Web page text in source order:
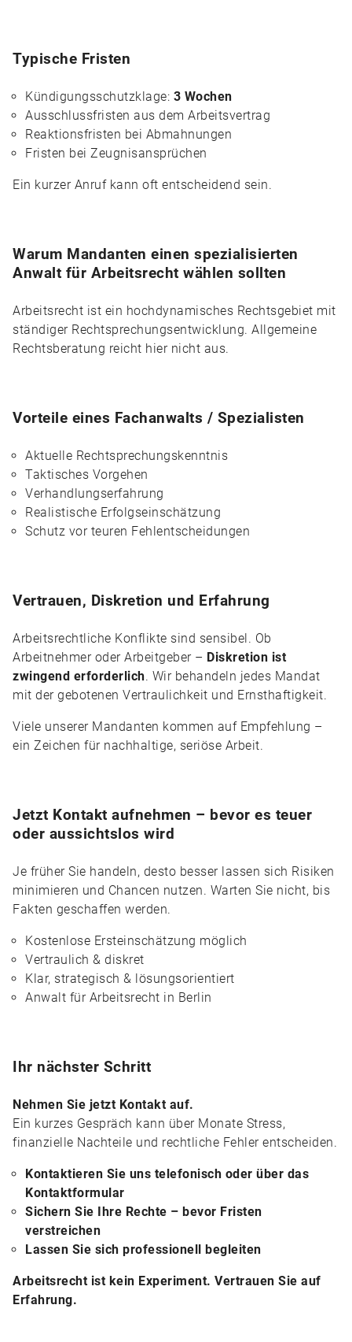
Typische Fristen
Kündigungsschutzklage: 3 Wochen
Ausschlussfristen aus dem Arbeitsvertrag
Reaktionsfristen bei Abmahnungen
Fristen bei Zeugnisansprüchen
Ein kurzer Anruf kann oft entscheidend sein.
Warum Mandanten einen spezialisierten
Anwalt für Arbeitsrecht wählen sollten
Arbeitsrecht ist ein hochdynamisches Rechtsgebiet mit
ständiger Rechtsprechungsentwicklung. Allgemeine
Rechtsberatung reicht hier nicht aus.
Vorteile eines Fachanwalts / Spezialisten
Aktuelle Rechtsprechungskenntnis
Taktisches Vorgehen
Verhandlungserfahrung
Realistische Erfolgseinschätzung
Schutz vor teuren Fehlentscheidungen
Vertrauen, Diskretion und Erfahrung
Arbeitsrechtliche Konflikte sind sensibel. Ob
Arbeitnehmer oder Arbeitgeber – Diskretion ist
zwingend erforderlich. Wir behandeln jedes Mandat
mit der gebotenen Vertraulichkeit und Ernsthaftigkeit.
Viele unserer Mandanten kommen auf Empfehlung –
ein Zeichen für nachhaltige, seriöse Arbeit.
Jetzt Kontakt aufnehmen – bevor es teuer
oder aussichtslos wird
Je früher Sie handeln, desto besser lassen sich Risiken
minimieren und Chancen nutzen. Warten Sie nicht, bis
Fakten geschaffen werden.
Kostenlose Ersteinschätzung möglich
Vertraulich & diskret
Klar, strategisch & lösungsorientiert
Anwalt für Arbeitsrecht in Berlin
Ihr nächster Schritt
Nehmen Sie jetzt Kontakt auf.
Ein kurzes Gespräch kann über Monate Stress,
finanzielle Nachteile und rechtliche Fehler entscheiden.
Kontaktieren Sie uns telefonisch oder über das
Kontaktformular
Sichern Sie Ihre Rechte – bevor Fristen
verstreichen
Lassen Sie sich professionell begleiten
Arbeitsrecht ist kein Experiment. Vertrauen Sie auf
Erfahrung.